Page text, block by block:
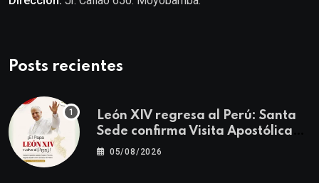
Posts recientes
León XIV regresa al Perú: Santa
Sede confirma Visita Apostólica
del 11 al 17 de noviembre
05/08/2026